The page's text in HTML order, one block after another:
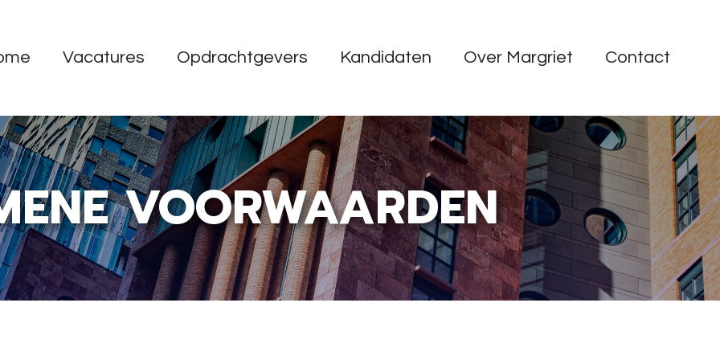
Vacatures Opdrachtgevers Kandidaten Over Margriet Contact
VOORWAARDEN